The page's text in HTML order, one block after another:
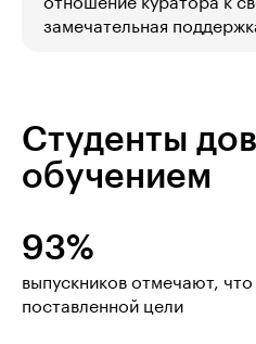
замечательная
Студенты
обучением
93%
выпускников отмечают,
поставленной цели